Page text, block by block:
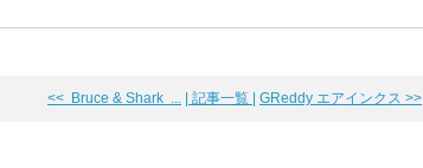
<< Bruce & Shark ... | 記事一覧 | GReddy エアインクス >>